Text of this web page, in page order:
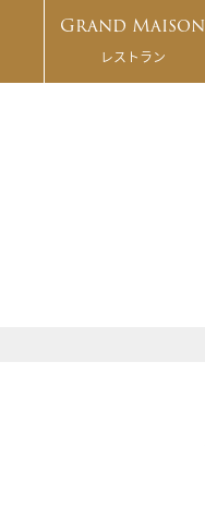
Grand Maison
レストラン